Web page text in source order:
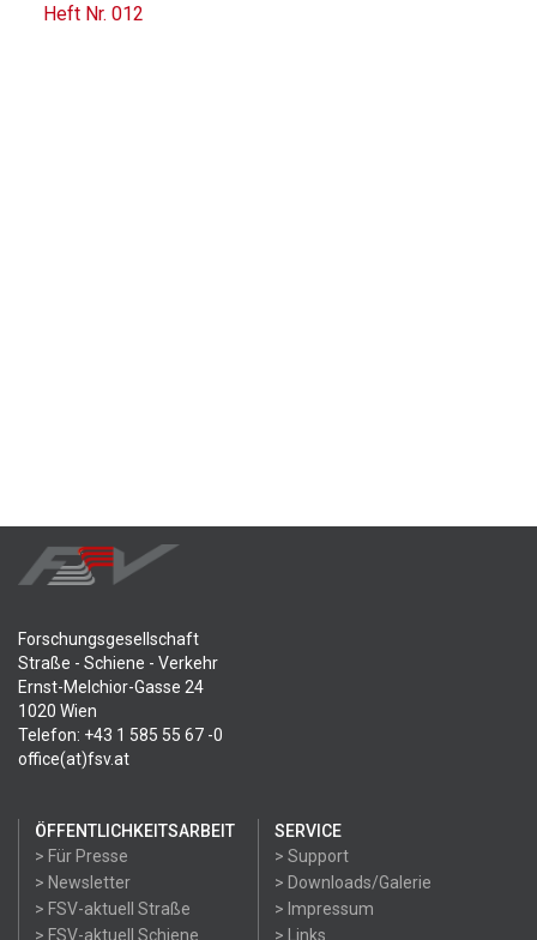
Heft Nr. 012
Forschungsgesellschaft
Straße - Schiene - Verkehr
Ernst-Melchior-Gasse 24
1020 Wien
Telefon: +43 1 585 55 67 -0
office(at)fsv.at
ÖFFENTLICHKEITSARBEIT
> Für Presse
> Newsletter
> FSV-aktuell Straße
> FSV-aktuell Schiene
SERVICE
> Support
> Downloads/Galerie
> Impressum
> Links